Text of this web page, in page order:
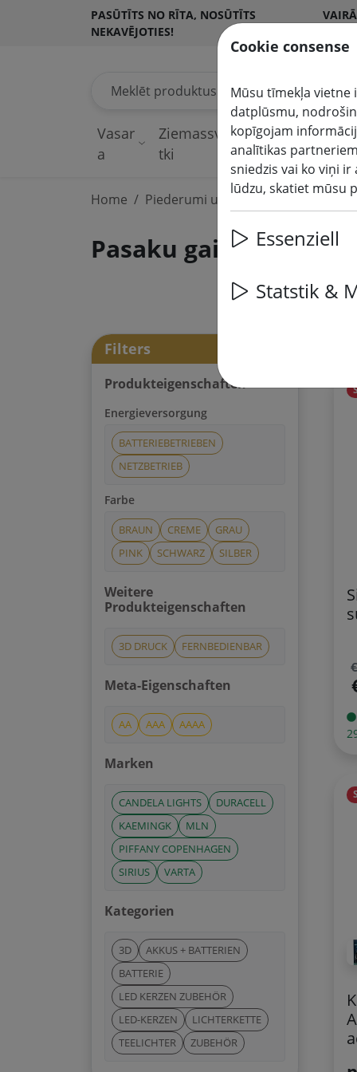
PASŪTĪTS NO RĪTA, NOSŪTĪTS
NEKAVĒJOTIES!
Vasar
a
Ziemassvē
tki
Pasaku
gaismas
Home Piederumi un akumulatori
Pasaku gaismas
Filters
Produkteigenschaften
Energieversorgung
BATTERIEBETRIEBEN
NETZBETRIEB
Farbe
BRAUN CREME
GRAU
PINK
SCHWARZ SILBER
Weitere
Produkteigenschaften
3D DRUCK FERNBEDIENBAR
Meta-Eigenschaften
AA AAA AAAA
Marken
CANDELA LIGHTS
DURACELL
KAEMINGK
MLN
PIFFANY COPENHAGEN
SIRIUS
VARTA
Kategorien
3D
AKKUS + BATTERIEN
BATTERIE
LED KERZEN ZUBEHÖR
LED-KERZEN
LICHTERKETTE
TEELICHTER
ZUBEHÖR
Cookie consense
Mūsu tīmekļa vietne
datplūsmu,
kopīgojam
analītikas
sniedzis vai ko viņi
lūdzu, skatiet mūsu
Essenziell
Statstik &